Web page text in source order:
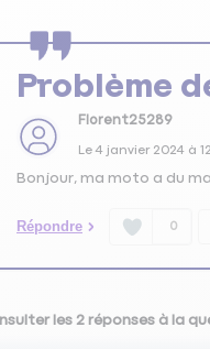
Problème
Florent25289
Le4 janvier 2024à
Bonjour, ma moto a du
Répondre 0
les 2 réponses à la